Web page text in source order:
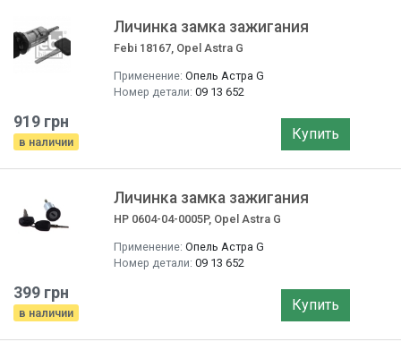
Личинка замка зажигания
Febi 18167, Opel Astra G
Применение: Опель Астра G
Номер детали: 09 13 652
919 грн
в наличии Купить
Личинка замка зажигания
HP 0604-04-0005P, Opel Astra G
Применение: Опель Астра G
Номер детали: 09 13 652
399 грн
в наличии Купить